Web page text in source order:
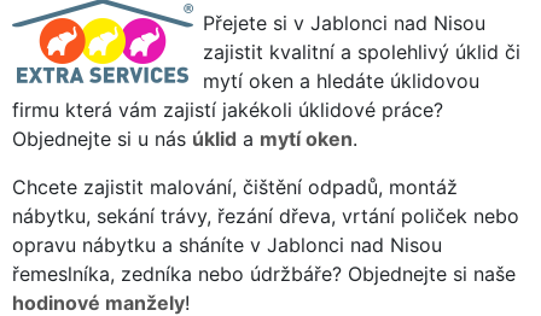
Přejete si v Jablonci nad Nisou
zajistit kvalitní a spolehlivý úklid či
mytí oken a hledáte úklidovou
firmu která vám zajistí jakékoli úklidové práce?
Objednejte si u nás úklid a mytí oken.
Chcete zajistit malování, čištění odpadů, montáž
nábytku, sekání trávy, řezání dřeva, vrtání poliček nebo
opravu nábytku a sháníte v Jablonci nad Nisou
řemeslníka, zedníka nebo údržbáře? Objednejte si naše
hodinové manžely!